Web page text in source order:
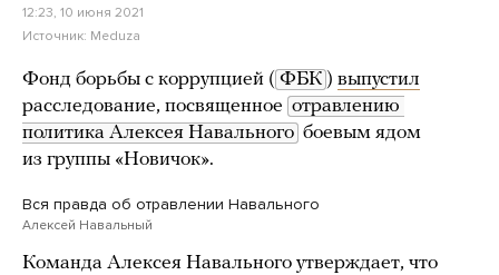
12:23, 10 июня 2021
Источник: Meduza
Фонд борьбы с коррупцией ( ФБК ) выпустил
расследование, посвященное отравлению
политика Алексея Навального боевым ядом
из группы «Новичок».
Вся правда об отравлении Навального
Алексей Навальный
Команда Алексея Навального утверждает, что